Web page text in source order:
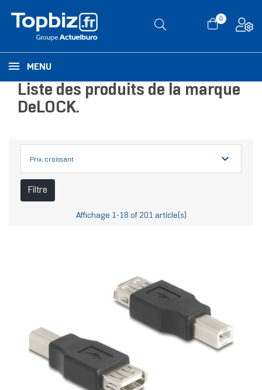
0
MENU
Liste des produits de la marque
DeLOCK.
Prix, croissant expand_more
Filtre
Affichage 1-18 of 201 article(s)